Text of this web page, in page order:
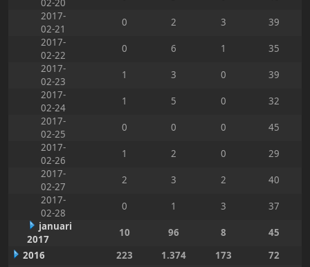
02-20
2017-
02-21
0 2 3
39
2017-
02-22
0 6 1
35
2017-
02-23
1 3 0
39
2017-
02-24
1 5 0
32
2017-
02-25
0 0 0
45
2017-
02-26
1 2 0
29
2017-
02-27
2 3 2
40
2017-
02-28
0 1 3
37
januari
2017
10 96 8
45
2016
223 1.374 173
72